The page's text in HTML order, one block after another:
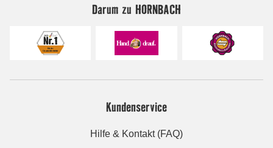
Darum zu HORNBACH
Kundenservice
Hilfe & Kontakt (FAQ)